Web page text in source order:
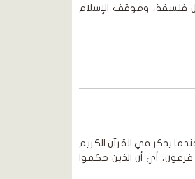
فلسفة، وموقف الإسلام
يذكر في القرآن الكريم
أي أن الذين حكموا